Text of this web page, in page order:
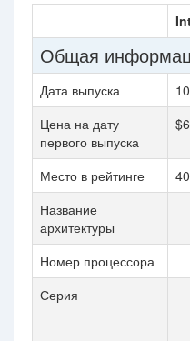
Общая
Дата выпуска
Цена на дату
первого выпуска
Место в рейтинге 40
Название
архитектуры
Номер процессора
Серия